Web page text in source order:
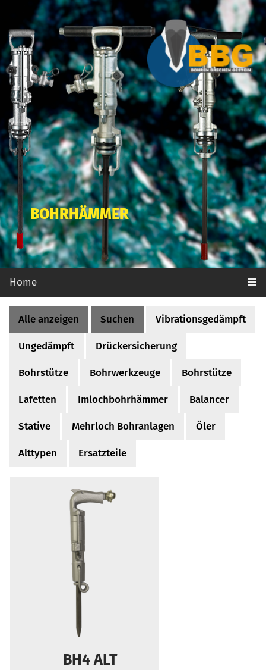
BOHRHÄMMER
Home
Alle anzeigen Suchen Vibrationsgedämpft
Ungedämpft Drückersicherung
Bohrstütze Bohrwerkzeuge Bohrstütze
Lafetten Imlochbohrhämmer Balancer
Stative Mehrloch Bohranlagen Öler
Alttypen Ersatzteile
BH4 ALT